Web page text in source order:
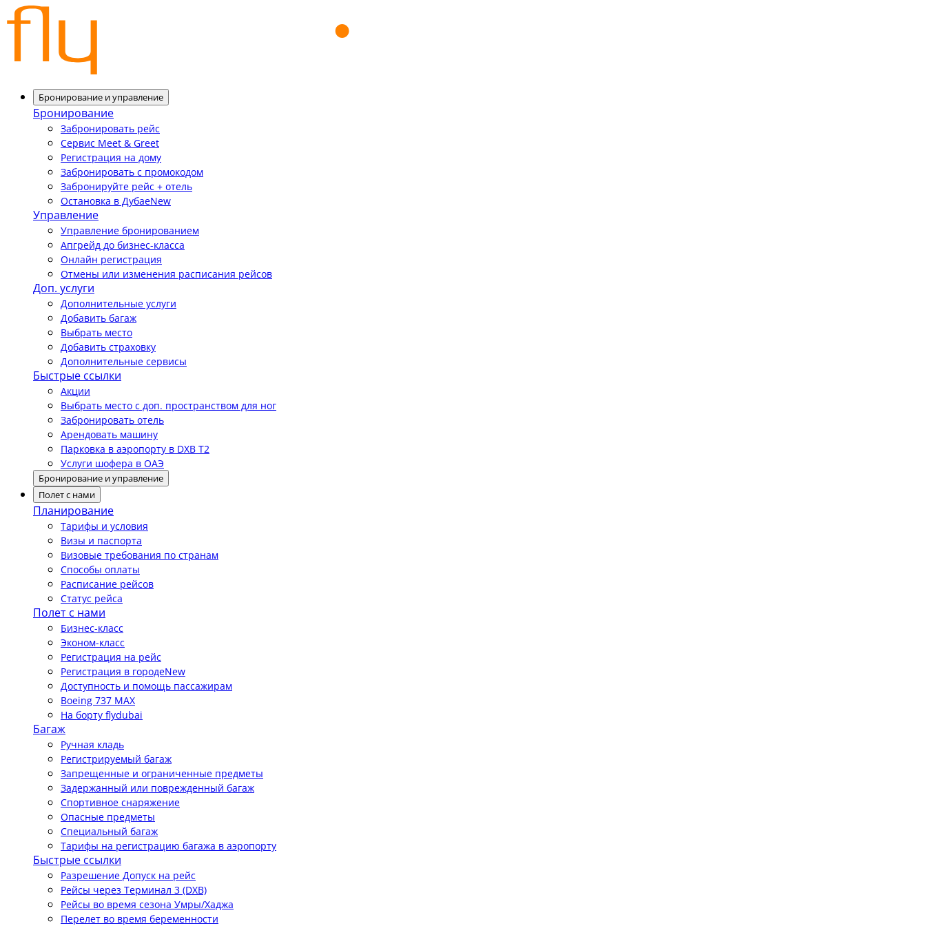
Бронирование и управление
Бронирование
Забронировать рейс
Сервис Meet & Greet
Регистрация на дому
Забронировать с промокодом
Забронируйте рейс + отель
Остановка в ДубаеNew
Управление
Управление бронированием
Апгрейд до бизнес-класса
Онлайн регистрация
Отмены или изменения расписания рейсов
Доп. услуги
Дополнительные услуги
Добавить багаж
Выбрать место
Добавить страховку
Дополнительные сервисы
Быстрые ссылки
Акции
Выбрать место с доп. пространством для ног
Забронировать отель
Арендовать машину
Парковка в аэропорту в DXB T2
Услуги шофера в ОАЭ
Бронирование и управление
Полет с нами
Планирование
Тарифы и условия
Визы и паспорта
Визовые требования по странам
Способы оплаты
Расписание рейсов
Статус рейса
Полет с нами
Бизнес-класс
Эконом-класс
Регистрация на рейс
Регистрация в городеNew
Доступность и помощь пассажирам
Boeing 737 MAX
На борту flydubai
Багаж
Ручная кладь
Регистрируемый багаж
Запрещенные и ограниченные предметы
Задержанный или поврежденный багаж
Спортивное снаряжение
Опасные предметы
Специальный багаж
Тарифы на регистрацию багажа в аэропорту
Быстрые ссылки
Разрешение Допуск на рейс
Рейсы через Терминал 3 (DXB)
Рейсы во время сезона Умры/Хаджа
Перелет во время беременности